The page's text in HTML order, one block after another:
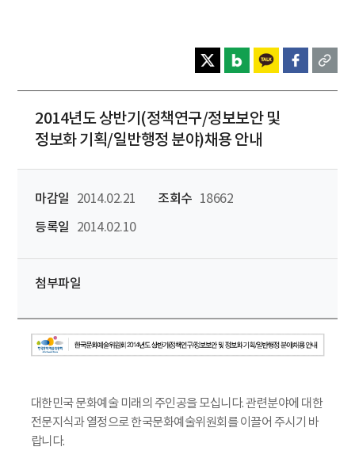
2014년도 상반기(정책연구/정보보안 및
정보화 기획/일반행정 분야)채용 안내
마감일 2014.02.21 조회수
18662
등록일
2014.02.10
첨부파일
대한민국 문화예술 미래의 주인공을 모십니다. 관련분야에 대한
전문지식과 열정으로 한국문화예술위원회를 이끌어 주시기 바
랍니다.